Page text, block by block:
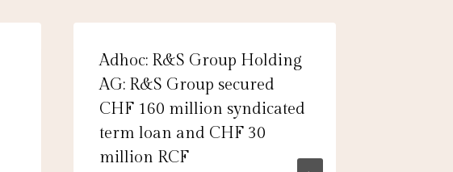
Adhoc: R&S Group Holding
AG: R&S Group secured
CHF 160 million syndicated
term loan and CHF 30
million RCF